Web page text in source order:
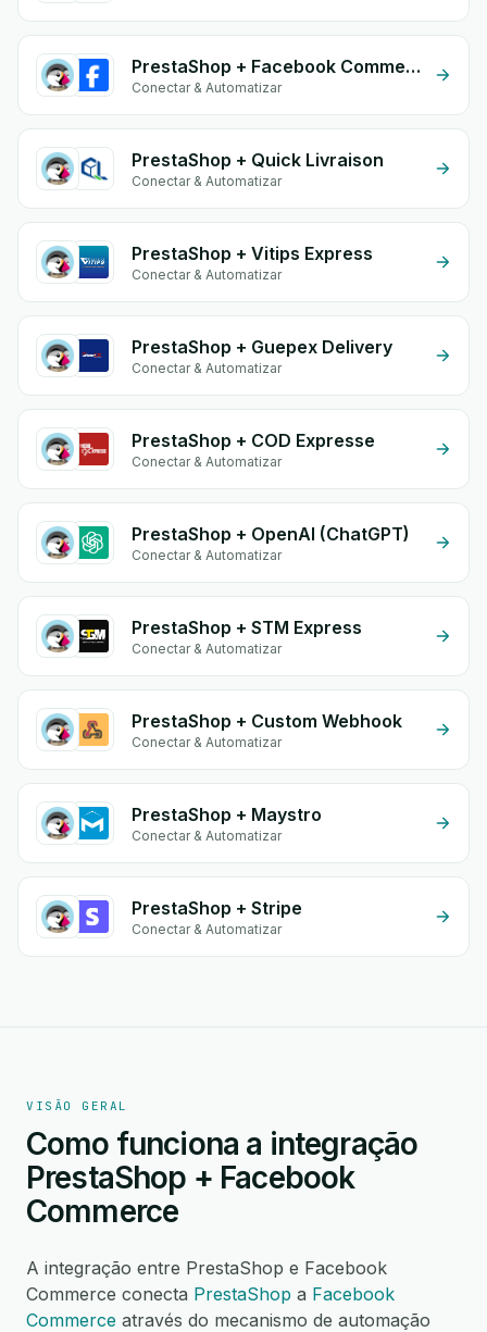
PrestaShop + Facebook Comments
Conectar & Automatizar
PrestaShop + Quick Livraison
Conectar & Automatizar
PrestaShop + Vitips Express
Conectar & Automatizar
PrestaShop + Guepex Delivery
Conectar & Automatizar
PrestaShop + COD Expresse
Conectar & Automatizar
PrestaShop + OpenAI (ChatGPT)
Conectar & Automatizar
PrestaShop + STM Express
Conectar & Automatizar
PrestaShop + Custom Webhook
Conectar & Automatizar
PrestaShop + Maystro
Conectar & Automatizar
PrestaShop + Stripe
Conectar & Automatizar
VISÃO GERAL
Como funciona a integração
PrestaShop + Facebook
Commerce
A integração entre PrestaShop e Facebook
Commerce conecta PrestaShop a Facebook
Commerce através do mecanismo de automação